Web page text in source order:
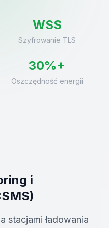
WSS
Szyfrowanie TLS
30%+
Oszczędność energii
i
stacjami ładowania